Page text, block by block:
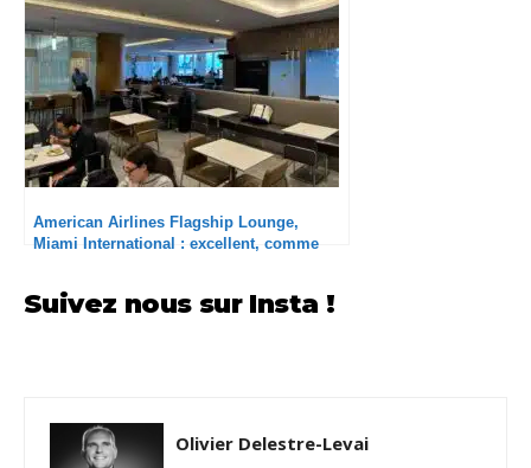
American Airlines Flagship Lounge,
Miami International : excellent, comme
Suivez nous sur Insta !
Olivier Delestre-Levai